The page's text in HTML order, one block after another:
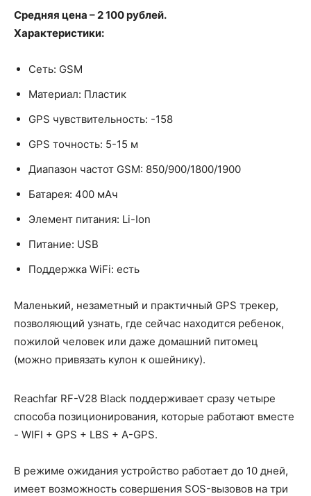
Средняя цена – 2 100 рублей.
Характеристики:
Сеть: GSM
Материал: Пластик
GPS чувствительность: -158
GPS точность: 5-15 м
Диапазон частот GSM: 850/900/1800/1900
Батарея: 400 мАч
Элемент питания: Li-Ion
Питание: USB
Поддержка WiFi: есть
Маленький, незаметный и практичный GPS трекер,
позволяющий узнать, где сейчас находится ребенок,
пожилой человек или даже домашний питомец
(можно привязать кулон к ошейнику).
Reachfar RF-V28 Black поддерживает сразу четыре
способа позиционирования, которые работают вместе
- WIFI + GPS + LBS + A-GPS.
В режиме ожидания устройство работает до 10 дней,
имеет возможность совершения SOS-вызовов на три